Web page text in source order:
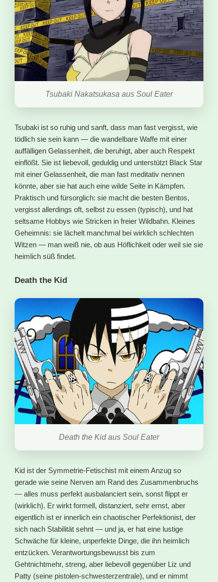
Tsubaki Nakatsukasa aus Soul Eater
Tsubaki ist so ruhig und sanft, dass man fast vergisst, wie
tödlich sie sein kann — die wandelbare Waffe mit einer
auffälligen Gelassenheit, die beruhigt, aber auch Respekt
einflößt. Sie ist liebevoll, geduldig und unterstützt Black Star
mit einer Gelassenheit, die man fast meditativ nennen
könnte, aber sie hat auch eine wilde Seite in Kämpfen.
Praktisch und fürsorglich: sie macht die besten Bentos,
vergisst allerdings oft, selbst zu essen (typisch), und hat
seltsame Hobbys wie Stricken in freier Wildbahn. Kleines
Geheimnis: sie lächelt manchmal bei wirklich schlechten
Witzen — man weiß nie, ob aus Höflichkeit oder weil sie sie
heimlich süß findet.
Death the Kid
Death the Kid aus Soul Eater
Kid ist der Symmetrie-Fetischist mit einem Anzug so
gerade wie seine Nerven am Rand des Zusammenbruchs
— alles muss perfekt ausbalanciert sein, sonst flippt er
(wirklich). Er wirkt formell, distanziert, sehr ernst, aber
eigentlich ist er innerlich ein chaotischer Perfektionist, der
sich nach Stabilität sehnt — und ja, er hat eine lustige
Schwäche für kleine, unperfekte Dinge, die ihn heimlich
entzücken. Verantwortungsbewusst bis zum
Gehtnichtmehr, streng, aber liebevoll gegenüber Liz und
Patty (seine pistolen-schwesterzentrale), und er nimmt